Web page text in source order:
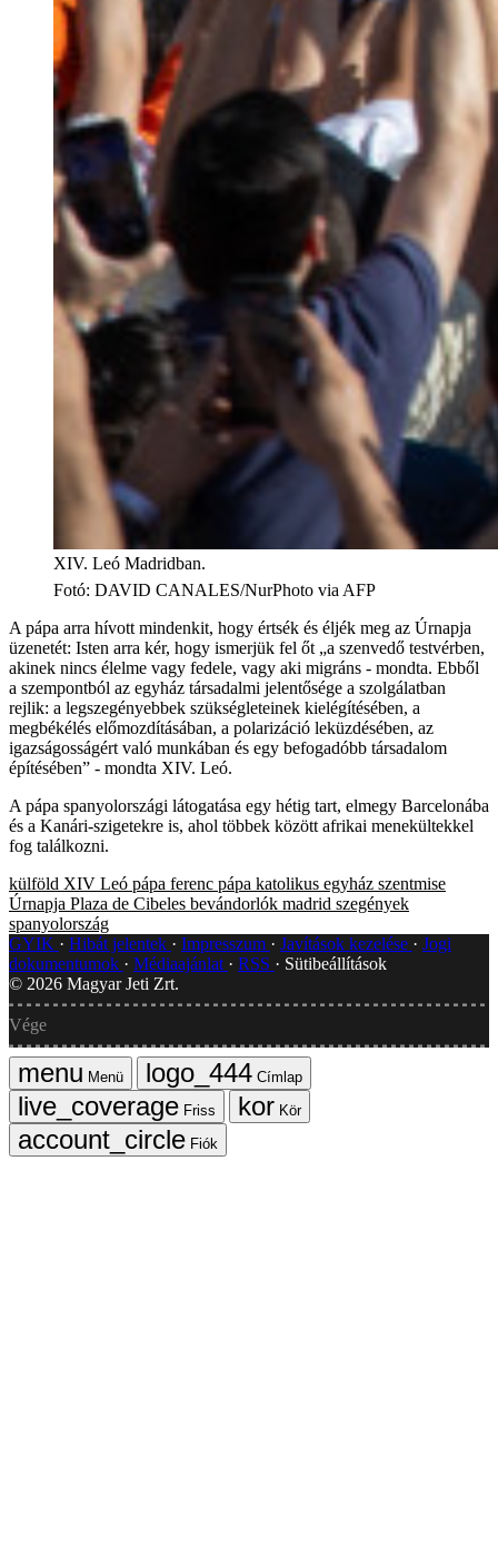
XIV. Leó Madridban.
Fotó: DAVID CANALES/NurPhoto via AFP
A pápa arra hívott mindenkit, hogy értsék és éljék meg az Úrnapja
üzenetét: Isten arra kér, hogy ismerjük fel őt „a szenvedő testvérben,
akinek nincs élelme vagy fedele, vagy aki migráns - mondta. Ebből
a szempontból az egyház társadalmi jelentősége a szolgálatban
rejlik: a legszegényebbek szükségleteinek kielégítésében, a
megbékélés előmozdításában, a polarizáció leküzdésében, az
igazságosságért való munkában és egy befogadóbb társadalom
építésében” - mondta XIV. Leó.
A pápa spanyolországi látogatása egy hétig tart, elmegy Barcelonába
és a Kanári-szigetekre is, ahol többek között afrikai menekültekkel
fog találkozni.
külföld XIV Leó pápa ferenc pápa katolikus egyház szentmise
Úrnapja Plaza de Cibeles bevándorlók madrid szegények
spanyolország
GYIK
Hibát jelentek Impresszum Javítások kezelése
Jogi
dokumentumok
Médiaajánlat RSS
Sütibeállítások
© 2026 Magyar Jeti Zrt.
Vége
Menü
Címlap
Friss
Kör
Fiók